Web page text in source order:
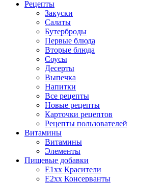
Рецепты
Закуски
Салаты
Бутерброды
Первые блюда
Вторые блюда
Соусы
Десерты
Выпечка
Напитки
Все рецепты
Новые рецепты
Карточки рецептов
Рецепты пользователей
Витамины
Витамины
Элементы
Пищевые добавки
E1xx Красители
E2xx Консерванты